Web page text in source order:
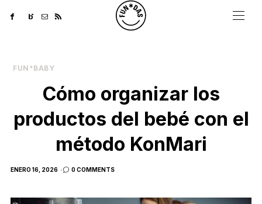
FUN*BABY
Cómo organizar los
productos del bebé con el
método KonMari
POSTED
ENERO 16, 2026 0 COMMENTS